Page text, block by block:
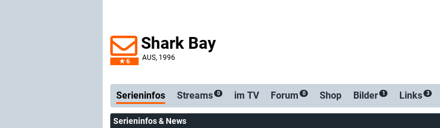
6
Shark Bay
AUS, 1996
Serienticker
Serieninfos Streams 0 im TV Forum 0 Shop Bilder 1 Links 3
Serieninfos & News